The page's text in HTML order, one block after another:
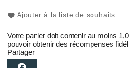
Ajouter à la liste de souhaits
Votre panier doit contenir au moins
pouvoir obtenir des récompenses
Partager